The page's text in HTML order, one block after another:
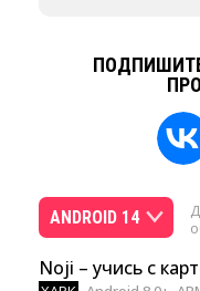
ANDROID 14
Noji – учись с